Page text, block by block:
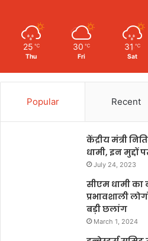
25 ℃
Thu
30 ℃
Fri
31 ℃
Sat
Popular Recent
केंद्रीय मंत्री
धामी, इन मुद्दों
July 24, 2023
सीएम धामी का
प्रभावशाली
बड़ी छलांग
March 1, 2024